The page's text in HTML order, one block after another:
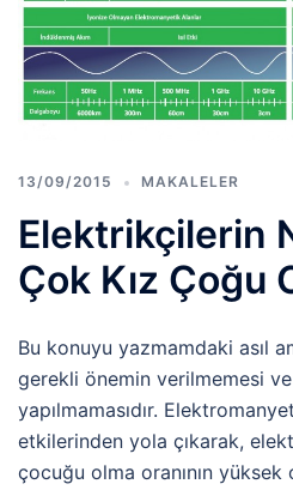
13/09/2015 MAKALELER
Elektrikçilerin
Çok Kız Çoğu
Bu konuyu yazmamdaki asıl
gerekli önemin verilmemesi ve
yapılmamasıdır.
etkilerinden yola çıkarak,
çocuğu olma oranının yüksek